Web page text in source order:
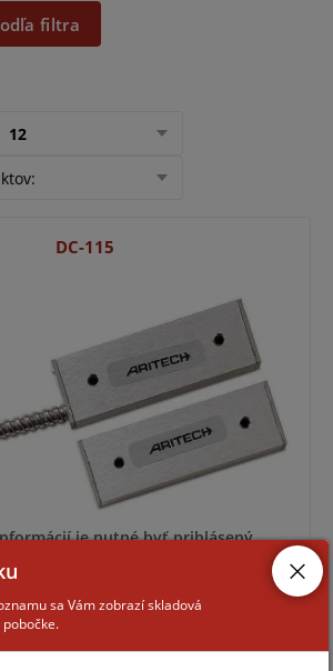
filtra
12
:
DC-115
je nutné byť prihlásený
MASR-143
sa Vám zobrazí skladová